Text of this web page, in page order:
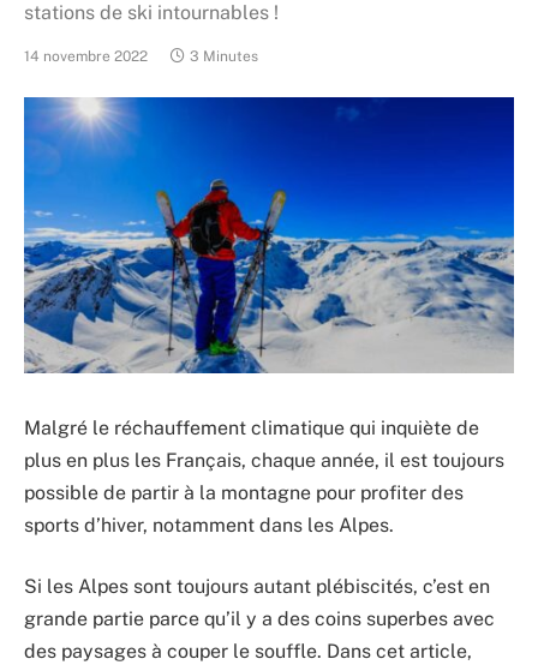
stations de ski intournables !
14 novembre 2022 3 Minutes
Malgré le réchauffement climatique qui inquiète de
plus en plus les Français, chaque année, il est toujours
possible de partir à la montagne pour profiter des
sports d’hiver, notamment dans les Alpes.
Si les Alpes sont toujours autant plébiscités, c’est en
grande partie parce qu’il y a des coins superbes avec
des paysages à couper le souffle. Dans cet article,